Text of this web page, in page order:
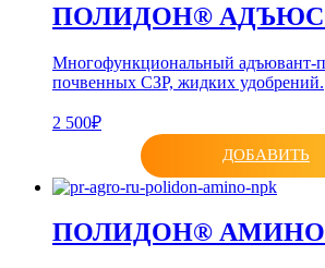
ПОЛИДОН®
Многофункциональный адъювант-
почвенных CЗР, жидких удобрений.
2 500₽
ДОБАВИТЬ
ПОЛИДОН® АМИНО